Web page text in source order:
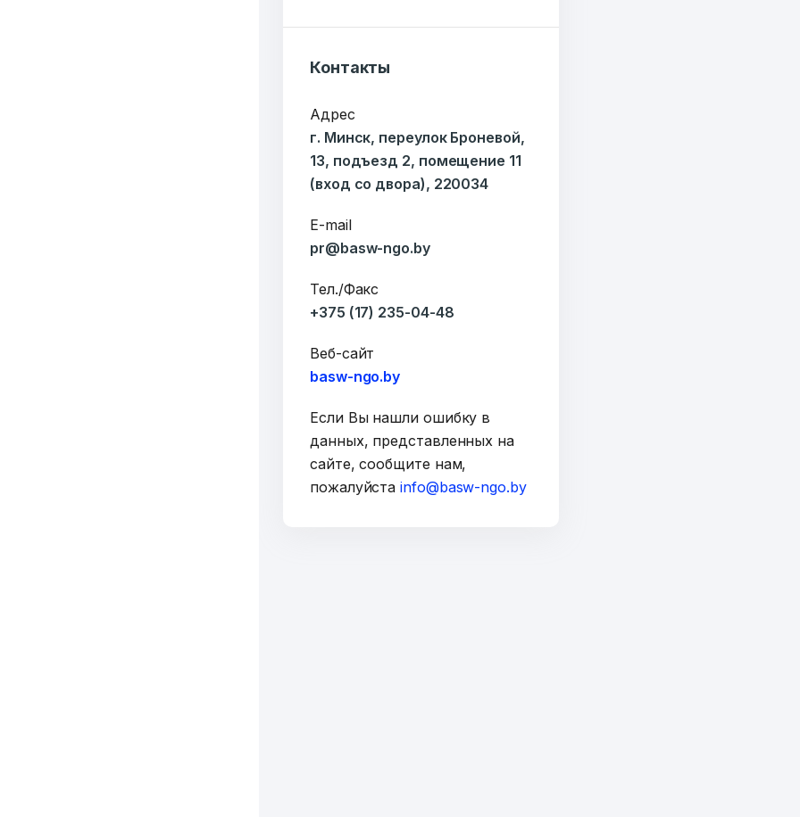
Контакты
Адрес
г. Минск, переулок Броневой,
13, подъезд 2, помещение 11
(вход со двора), 220034
E-mail
pr@basw-ngo.by
Тел./Факс
+375 (17) 235-04-48
Веб-сайт
basw-ngo.by
Если Вы нашли ошибку в
данных, представленных на
сайте, сообщите нам,
пожалуйстаinfo@basw-ngo.by